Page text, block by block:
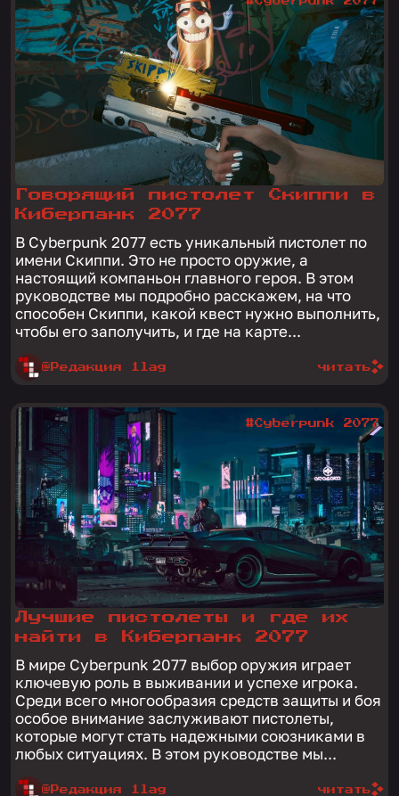
Говорящий пистолет Скиппи в
Киберпанк 2077
В Cyberpunk 2077 есть уникальный пистолет по
имени Скиппи. Это не просто оружие, а
настоящий компаньон главного героя. В этом
руководстве мы подробно расскажем, на что
способен Скиппи, какой квест нужно выполнить,
чтобы его заполучить, и где на карте...
@Редакция 1lag читать
Лучшие пистолеты и где их
найти в Киберпанк 2077
В мире Cyberpunk 2077 выбор оружия играет
ключевую роль в выживании и успехе игрока.
Среди всего многообразия средств защиты и боя
особое внимание заслуживают пистолеты,
которые могут стать надежными союзниками в
любых ситуациях. В этом руководстве мы...
@Редакция 1lag
#Cyberpunk 2077
читать